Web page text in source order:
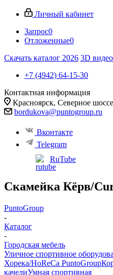
Личный кабинет
Запрос0
Отложенные0
Скачать каталог 2026 3D
+7 (4942) 64-15-30
Контактная информация
Красноярск, ​Северное
bordukova@puntogroup.ru
Вконтакте
Telegram
RuTube
Скамейка Кёрв/
PuntoGroup
-
Каталог
-
Городская мебель
Уличное спортивное
Хорека/HoReCa PuntoGroup
качелиУмная спортивная